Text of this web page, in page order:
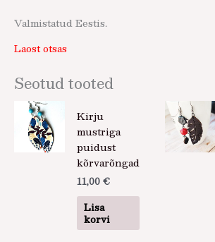
Valmistatud Eestis.
Laost otsas
Seotud tooted
Kirju
mustriga
puidust
kõrvarõngad
11,00 €
Lisa
korvi